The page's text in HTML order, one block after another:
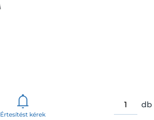
Értesítést kérek
db